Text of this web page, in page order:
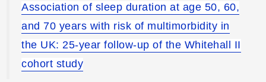
Association of sleep duration at age 50, 60,
and 70 years with risk of multimorbidity in
the UK: 25-year follow-up of the Whitehall II
cohort study